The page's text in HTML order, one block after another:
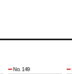
No. 149